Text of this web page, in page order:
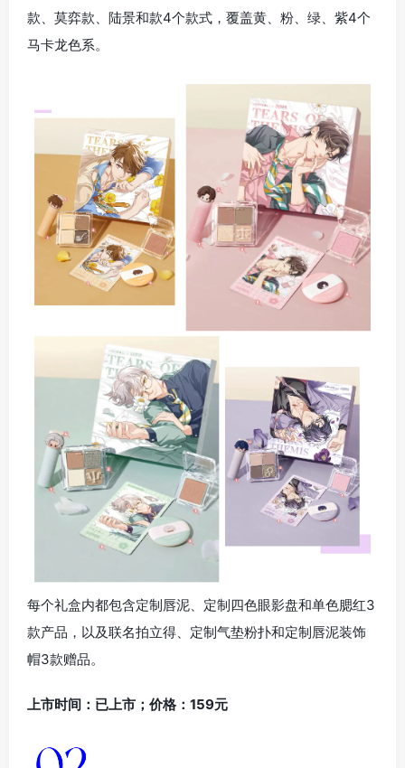
款、莫弈款、陆景和款4个款式，覆盖黄、粉、绿、紫4个
马卡龙色系。
每个礼盒内都包含定制唇泥、定制四色眼影盘和单色腮红3
款产品，以及联名拍立得、定制气垫粉扑和定制唇泥装饰
帽3款赠品。
上市时间：已上市；价格：159元